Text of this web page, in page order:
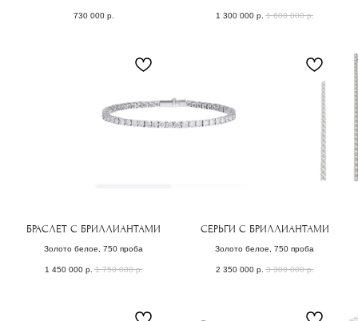
730 000 р. 1 300 000 р. 1 600 000 р.
БРАСЛЕТ С БРИЛЛИАНТАМИ
Золото белое, 750 проба
1 450 000 р. 1 750 000 р.
СЕРЬГИ С БРИЛЛИАНТАМИ
Золото белое, 750 проба
2 350 000 р. 3 300 000 р.
( забота о клиентах )